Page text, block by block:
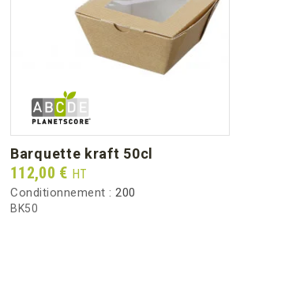
barquette kraft 50cl
Prix
112,00 € HT
Conditionnement : 200
BK50